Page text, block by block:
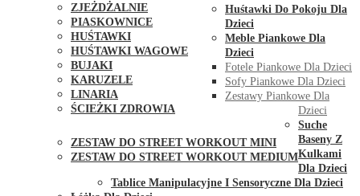
ZJEŻDŻALNIE
PIASKOWNICE
HUŚTAWKI
HUŚTAWKI WAGOWE
BUJAKI
KARUZELE
LINARIA
ŚCIEŻKI ZDROWIA
ZESTAW DO STREET WORKOUT MINI
ZESTAW DO STREET WORKOUT MEDIUM
Huśtawki Do Pokoju Dla
Dzieci
Meble Piankowe Dla
Dzieci
Fotele Piankowe Dla Dzieci
Sofy Piankowe Dla Dzieci
Zestawy Piankowe Dla
Dzieci
Suche
Baseny Z
Kulkami
Dla Dzieci
Tablice Manipulacyjne I Sensoryczne Dla Dzieci